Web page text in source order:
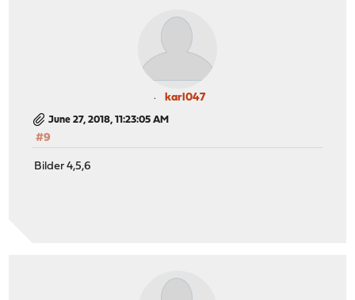
karl047
June 27, 2018, 11:23:05 AM
#9
Bilder 4,5,6